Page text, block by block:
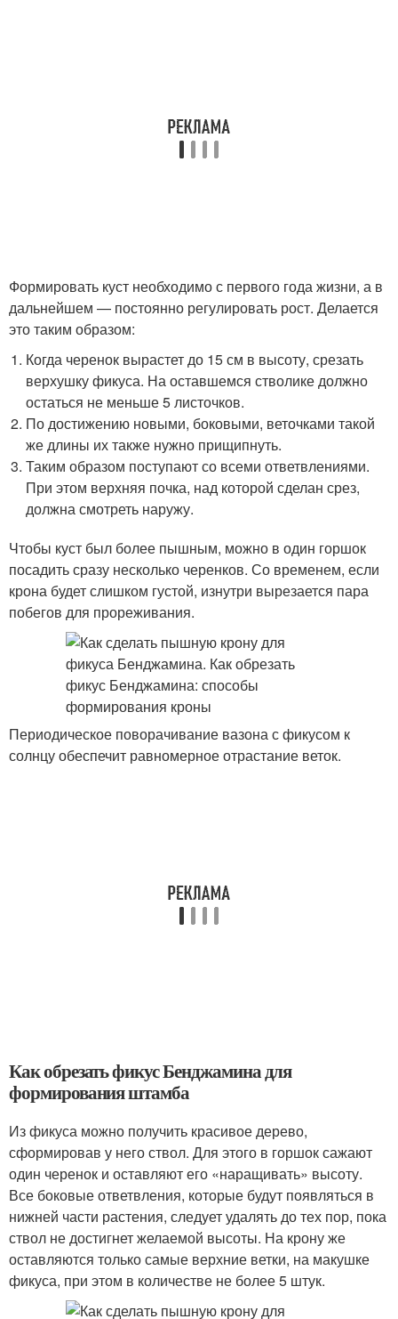
Формировать куст необходимо с первого года жизни, а в
дальнейшем — постоянно регулировать рост. Делается
это таким образом:
Когда черенок вырастет до 15 см в высоту, срезать
верхушку фикуса. На оставшемся стволике должно
остаться не меньше 5 листочков.
По достижению новыми, боковыми, веточками такой
же длины их также нужно прищипнуть.
Таким образом поступают со всеми ответвлениями.
При этом верхняя почка, над которой сделан срез,
должна смотреть наружу.
Чтобы куст был более пышным, можно в один горшок
посадить сразу несколько черенков. Со временем, если
крона будет слишком густой, изнутри вырезается пара
побегов для прореживания.
Периодическое поворачивание вазона с фикусом к
солнцу обеспечит равномерное отрастание веток.
Как обрезать фикус Бенджамина для
формирования штамба
Из фикуса можно получить красивое дерево,
сформировав у него ствол. Для этого в горшок сажают
один черенок и оставляют его «наращивать» высоту.
Все боковые ответвления, которые будут появляться в
нижней части растения, следует удалять до тех пор, пока
ствол не достигнет желаемой высоты. На крону же
оставляются только самые верхние ветки, на макушке
фикуса, при этом в количестве не более 5 штук.